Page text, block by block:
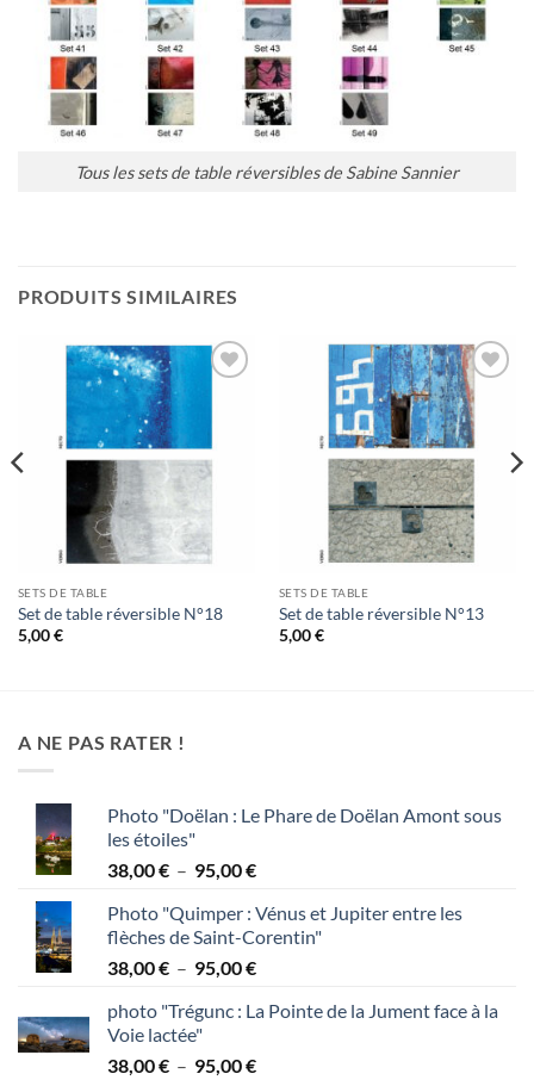
Tous les sets de table réversibles de Sabine Sannier
PRODUITS SIMILAIRES
SETS DE TABLE
Set de table réversible N°18
5,00€
Ajouter
à la
wishlist
SETS DE TABLE
Set de table réversible N°13
5,00€
A NE PAS RATER !
Photo "Doëlan : Le Phare de Doëlan Amont sous
les étoiles"
38,00€ – 95,00€Plage
prix :
38,00 €
à
Photo "Quimper : Vénus et Jupiter entre les
flèches de Saint-Corentin"
38,00€ – 95,00€Plage
prix :
à
photo "Trégunc : La Pointe de la Jument face à la
Voie lactée"
38,00€ – 95,00€Plage